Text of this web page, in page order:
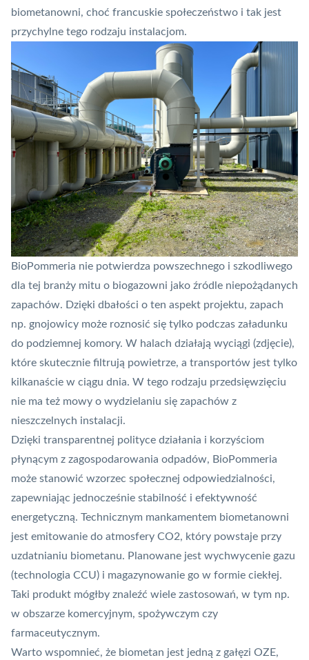
biometanowni, choć francuskie społeczeństwo i tak jest
przychylne tego rodzaju instalacjom.
BioPommeria nie potwierdza powszechnego i szkodliwego
dla tej branży mitu o biogazowni jako źródle niepożądanych
zapachów. Dzięki dbałości o ten aspekt projektu, zapach
np. gnojowicy może roznosić się tylko podczas załadunku
do podziemnej komory. W halach działają wyciągi (zdjęcie),
które skutecznie filtrują powietrze, a transportów jest tylko
kilkanaście w ciągu dnia. W tego rodzaju przedsięwzięciu
nie ma też mowy o wydzielaniu się zapachów z
nieszczelnych instalacji.
Dzięki transparentnej polityce działania i korzyściom
płynącym z zagospodarowania odpadów, BioPommeria
może stanowić wzorzec społecznej odpowiedzialności,
zapewniając jednocześnie stabilność i efektywność
energetyczną. Technicznym mankamentem biometanowni
jest emitowanie do atmosfery CO2, który powstaje przy
uzdatnianiu biometanu. Planowane jest wychwycenie gazu
(technologia CCU) i magazynowanie go w formie ciekłej.
Taki produkt mógłby znaleźć wiele zastosowań, w tym np.
w obszarze komercyjnym, spożywczym czy
farmaceutycznym.
Warto wspomnieć, że biometan jest jedną z gałęzi OZE,